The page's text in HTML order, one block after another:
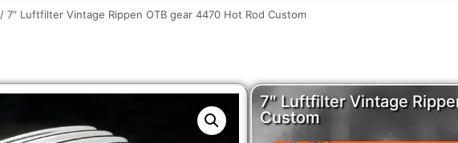
/ 7″ Luftfilter Vintage Rippen OTB gear 4470 Hot Rod Custom
7″ Luftfilter Vintage
Custom